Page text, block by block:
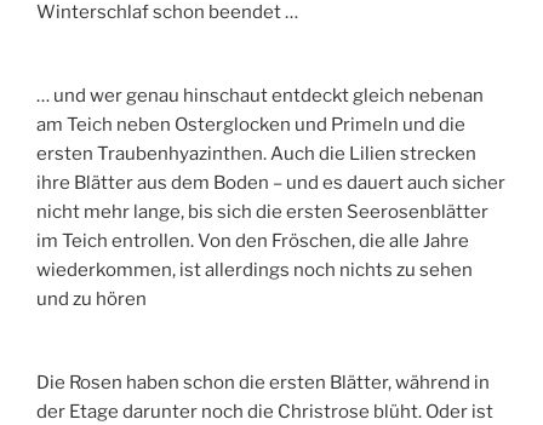
Winterschlaf schon beendet …
… und wer genau hinschaut entdeckt gleich nebenan
am Teich neben Osterglocken und Primeln und die
ersten Traubenhyazinthen. Auch die Lilien strecken
ihre Blätter aus dem Boden – und es dauert auch sicher
nicht mehr lange, bis sich die ersten Seerosenblätter
im Teich entrollen. Von den Fröschen, die alle Jahre
wiederkommen, ist allerdings noch nichts zu sehen
und zu hören
Die Rosen haben schon die ersten Blätter, während in
der Etage darunter noch die Christrose blüht. Oder ist